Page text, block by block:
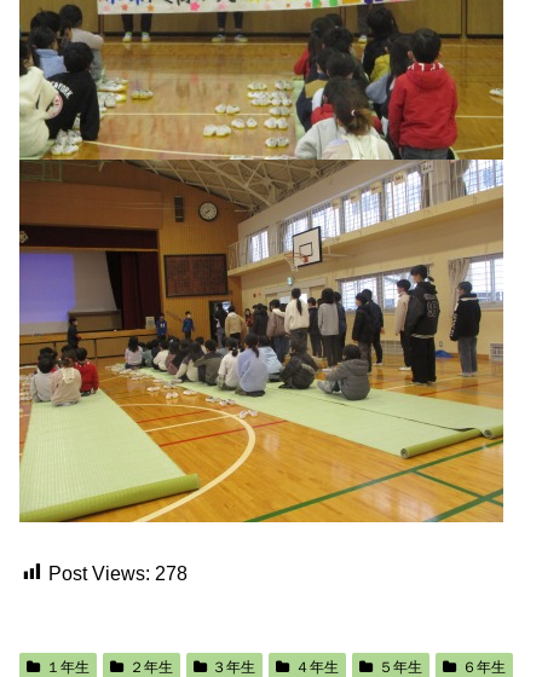
Post Views: 278
１年生 ２年生 ３年生 ４年生 ５年生 ６年生